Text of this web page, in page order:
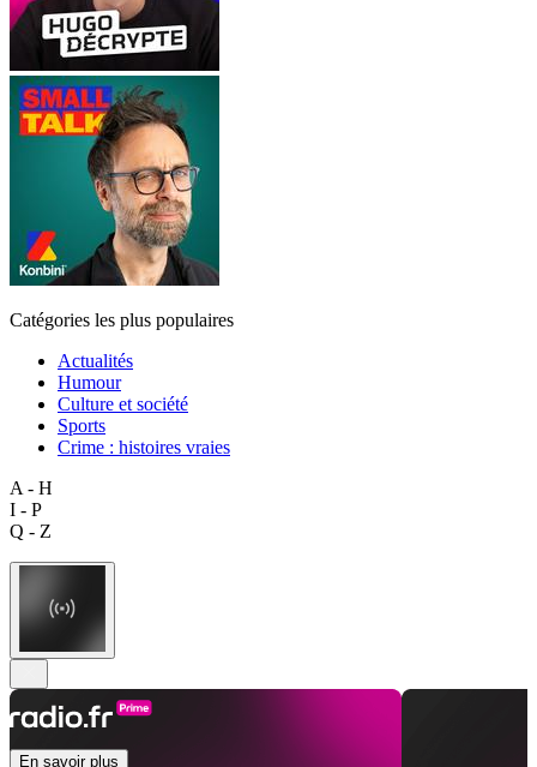
Catégories les plus populaires
Actualités
Humour
Culture et société
Sports
Crime : histoires vraies
A - H
I - P
Q - Z
En savoir plus